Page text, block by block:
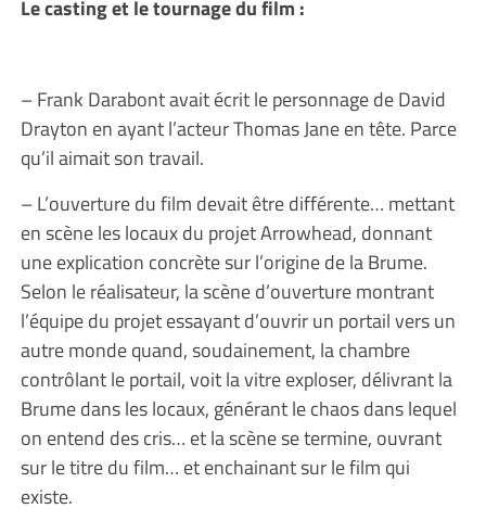
Le casting et le tournage du film :
– Frank Darabont avait écrit le personnage de David
Drayton en ayant l’acteur Thomas Jane en tête. Parce
qu’il aimait son travail.
– L’ouverture du film devait être différente… mettant
en scène les locaux du projet Arrowhead, donnant
une explication concrète sur l’origine de la Brume.
Selon le réalisateur, la scène d’ouverture montrant
l’équipe du projet essayant d’ouvrir un portail vers un
autre monde quand, soudainement, la chambre
contrôlant le portail, voit la vitre exploser, délivrant la
Brume dans les locaux, générant le chaos dans lequel
on entend des cris… et la scène se termine, ouvrant
sur le titre du film… et enchainant sur le film qui
existe.